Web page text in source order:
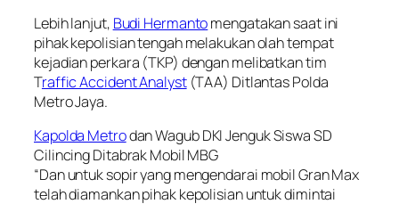
Lebih lanjut, Budi Hermantomengatakan saat ini
pihak kepolisian tengah melakukan olah tempat
kejadian perkara (TKP) dengan melibatkan tim
Traffic Accident Analyst(TAA) Ditlantas Polda
Metro Jaya.
Kapolda Metrodan Wagub DKI Jenguk Siswa SD
Cilincing Ditabrak Mobil MBG
“Dan untuk sopir yang mengendarai mobil Gran Max
telah diamankan pihak kepolisian untuk dimintai